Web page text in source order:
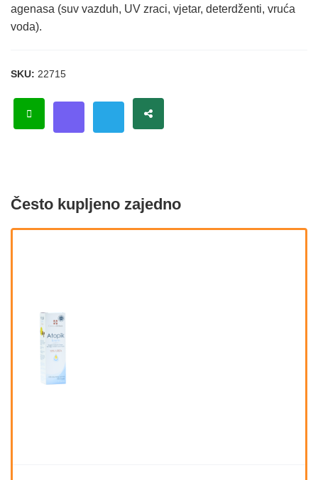
agenasa (suv vazduh, UV zraci, vjetar, deterdženti, vruća
voda).
SKU: 22715
Često kupljeno zajedno